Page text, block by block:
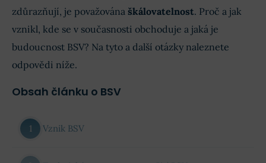
zdůrazňují, je považována škálovatelnost. Proč a jak
vznikl, kde se v současnosti obchoduje a jaká je
budoucnost BSV? Na tyto a další otázky naleznete
odpovědi níže.
Obsah článku o BSV
Vznik BSV